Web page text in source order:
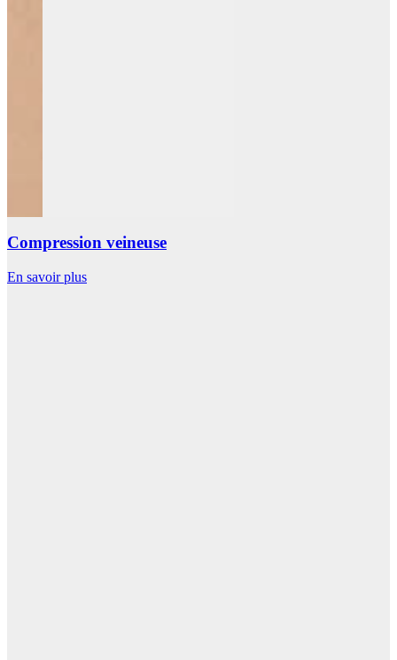
Compression veineuse
En savoir plus